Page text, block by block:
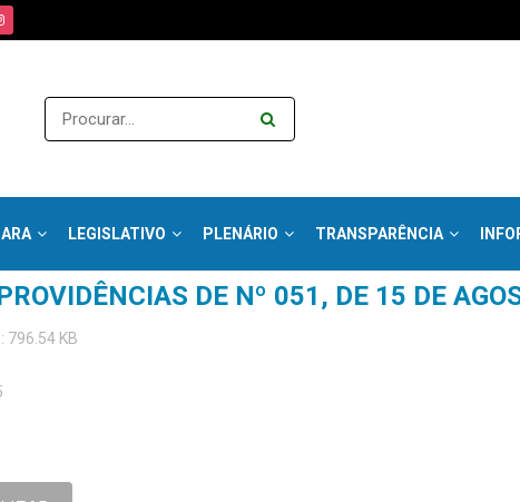
LEGISLATIVO PLENÁRIO TRANSPARÊNCIA
DE Nº 051, DE 15 DE
796.54 KB